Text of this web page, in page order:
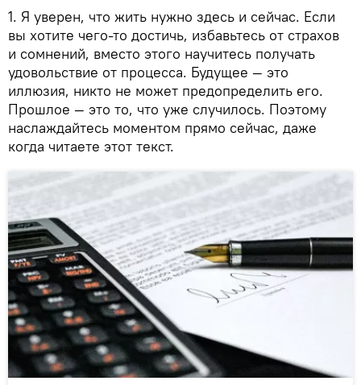
1. Я уверен, что жить нужно здесь и сейчас. Если
вы хотите чего-то достичь, избавьтесь от страхов
и сомнений, вместо этого научитесь получать
удовольствие от процесса. Будущее — это
иллюзия, никто не может предопределить его.
Прошлое — это то, что уже случилось. Поэтому
наслаждайтесь моментом прямо сейчас, даже
когда читаете этот текст.